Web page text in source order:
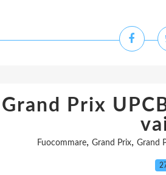
Grand Prix
Fuocommare, Grand Prix, Grand